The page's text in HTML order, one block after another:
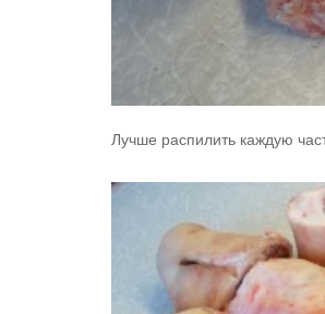
Лучше распилить каждую